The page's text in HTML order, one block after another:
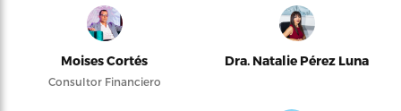
Moises Cortés
Consultor Financiero
Dra. Natalie Pérez Luna